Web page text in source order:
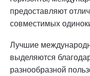
предоставляют
совместимых
Лучшие
выделяются
разнообразной